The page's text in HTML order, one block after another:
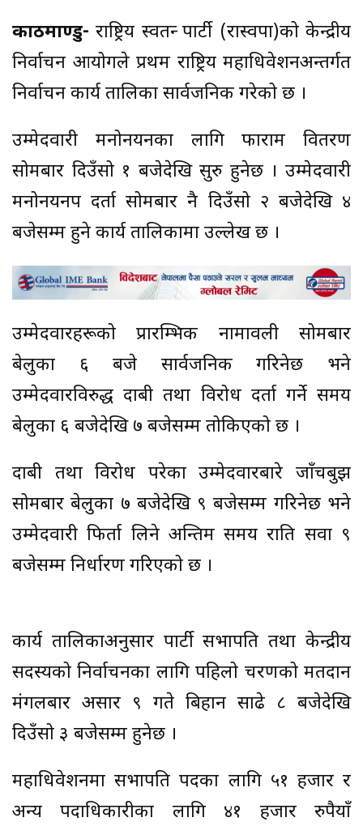
काठमाण्डु- राष्ट्रिय स्वतन्त्र पार्टी (रास्वपा)को केन्द्रीय
निर्वाचन आयोगले प्रथम राष्ट्रिय महाधिवेशनअन्तर्गत
निर्वाचन कार्य तालिका सार्वजनिक गरेको छ ।
उम्मेदवारी मनोनयनका लागि फाराम वितरण
सोमबार दिउँसो १ बजेदेखि सुरु हुनेछ । उम्मेदवारी
मनोनयनपत्र दर्ता सोमबार नै दिउँसो २ बजेदेखि ४
बजेसम्म हुने कार्य तालिकामा उल्लेख छ ।
उम्मेदवारहरूको प्रारम्भिक नामावली सोमबार
बेलुका ६ बजे सार्वजनिक गरिनेछ भने
उम्मेदवारविरुद्ध दाबी तथा विरोध दर्ता गर्ने समय
बेलुका ६ बजेदेखि ७ बजेसम्म तोकिएको छ ।
दाबी तथा विरोध परेका उम्मेदवारबारे जाँचबुझ
सोमबार बेलुका ७ बजेदेखि ९ बजेसम्म गरिनेछ भने
उम्मेदवारी फिर्ता लिने अन्तिम समय राति सवा ९
बजेसम्म निर्धारण गरिएको छ ।
कार्य तालिकाअनुसार पार्टी सभापति तथा केन्द्रीय
सदस्यको निर्वाचनका लागि पहिलो चरणको मतदान
मंगलबार असार ९ गते बिहान साढे ८ बजेदेखि
दिउँसो ३ बजेसम्म हुनेछ ।
महाधिवेशनमा सभापति पदका लागि ५१ हजार र
अन्य पदाधिकारीका लागि ४१ हजार रुपैयाँ